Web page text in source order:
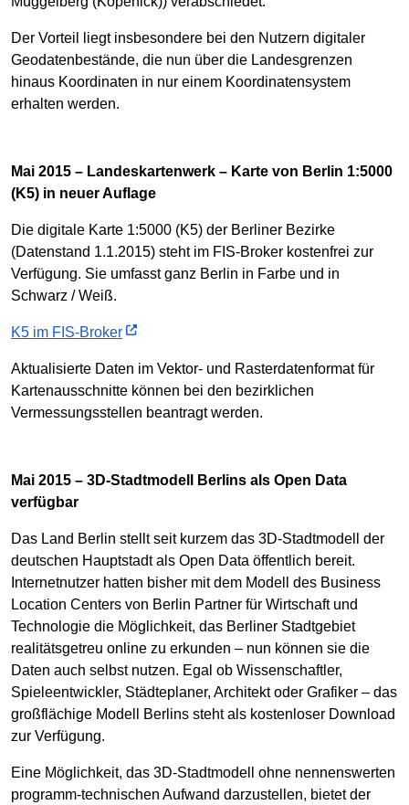
Der Vorteil liegt insbesondere bei den Nutzern digitaler
Geodatenbestände, die nun über die Landesgrenzen
hinaus Koordinaten in nur einem Koordinatensystem
erhalten werden.
Mai 2015 – Landeskartenwerk – Karte von Berlin 1:5000
(K5) in neuer Auflage
Die digitale Karte 1:5000 (K5) der Berliner Bezirke
(Datenstand 1.1.2015) steht im FIS-Broker kostenfrei zur
Verfügung. Sie umfasst ganz Berlin in Farbe und in
Schwarz / Weiß.
K5 im FIS-Broker
Aktualisierte Daten im Vektor- und Rasterdatenformat für
Kartenausschnitte können bei den bezirklichen
Vermessungsstellen beantragt werden.
Mai 2015 – 3D-Stadtmodell Berlins als Open Data
verfügbar
Das Land Berlin stellt seit kurzem das 3D-Stadtmodell der
deutschen Hauptstadt als Open Data öffentlich bereit.
Internetnutzer hatten bisher mit dem Modell des Business
Location Centers von Berlin Partner für Wirtschaft und
Technologie die Möglichkeit, das Berliner Stadtgebiet
realitätsgetreu online zu erkunden – nun können sie die
Daten auch selbst nutzen. Egal ob Wissenschaftler,
Spieleentwickler, Städteplaner, Architekt oder Grafiker – das
großflächige Modell Berlins steht als kostenloser Download
zur Verfügung.
Eine Möglichkeit, das 3D-Stadtmodell ohne nennenswerten
programm-technischen Aufwand darzustellen, bietet der